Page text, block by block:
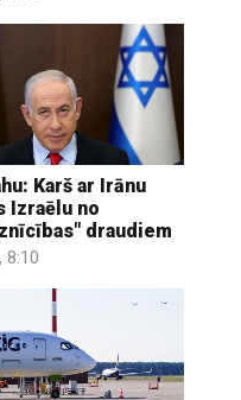
Karš ar Irānu
Izraēlu no
draudiem
8:10